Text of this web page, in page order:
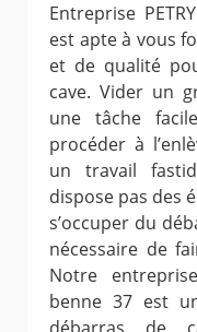
Entreprise
est apte à vous
et de qualité
cave. Vider un
une tâche
procéder à
un travail
dispose pas des
s’occuper du
nécessaire de
Notre
benne 37 est